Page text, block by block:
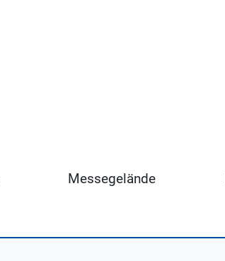
Messegelände